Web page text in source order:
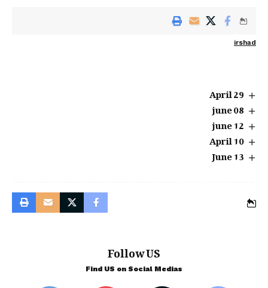
irshad
29 April
08 june
12 june
10 April
13 June
Follow US
Find US on Social Medias